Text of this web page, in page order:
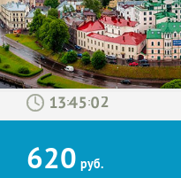
: :
620 руб.